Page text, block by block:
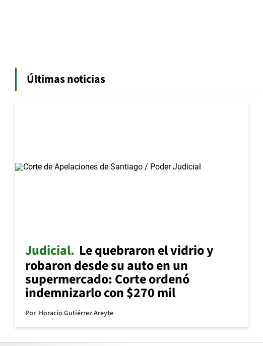
Últimas noticias
Judicial Le quebraron el vidrio y
robaron desde su auto en un
supermercado: Corte ordenó
indemnizarlo con $270 mil
Por Horacio Gutiérrez Areyte